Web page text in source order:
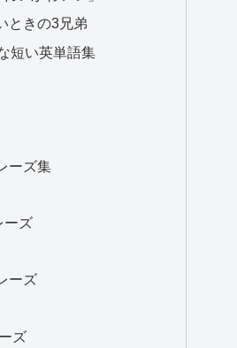
ときの3兄弟
短い英単語集
ーズ集
ーズ
ーズ
ズ